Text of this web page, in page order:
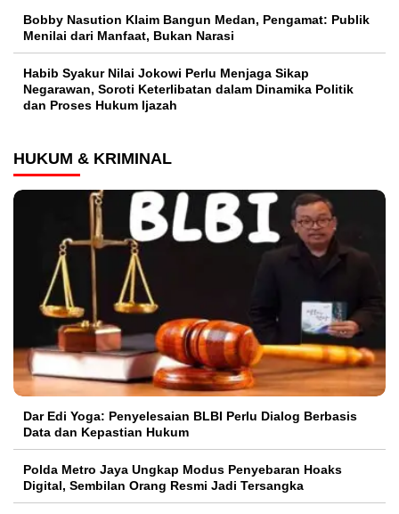
Bobby Nasution Klaim Bangun Medan, Pengamat: Publik
Menilai dari Manfaat, Bukan Narasi
Habib Syakur Nilai Jokowi Perlu Menjaga Sikap
Negarawan, Soroti Keterlibatan dalam Dinamika Politik
dan Proses Hukum Ijazah
HUKUM & KRIMINAL
Dar Edi Yoga: Penyelesaian BLBI Perlu Dialog Berbasis
Data dan Kepastian Hukum
Polda Metro Jaya Ungkap Modus Penyebaran Hoaks
Digital, Sembilan Orang Resmi Jadi Tersangka